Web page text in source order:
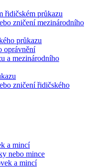
řidičském průkazu
zničení mezinárodního
průkazu
oprávnění
a mezinárodního
zničení řidičského
a mincí
nebo mince
a mincí